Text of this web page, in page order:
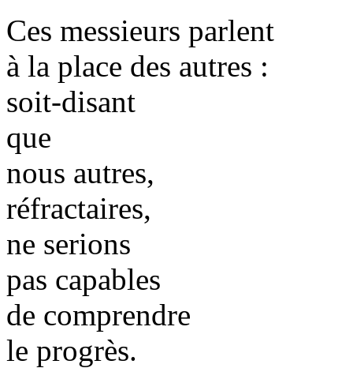
Ces messieurs parlent
à la place des autres :
soit-disant
que
nous autres,
réfractaires,
ne serions
pas capables
de comprendre
le progrès.